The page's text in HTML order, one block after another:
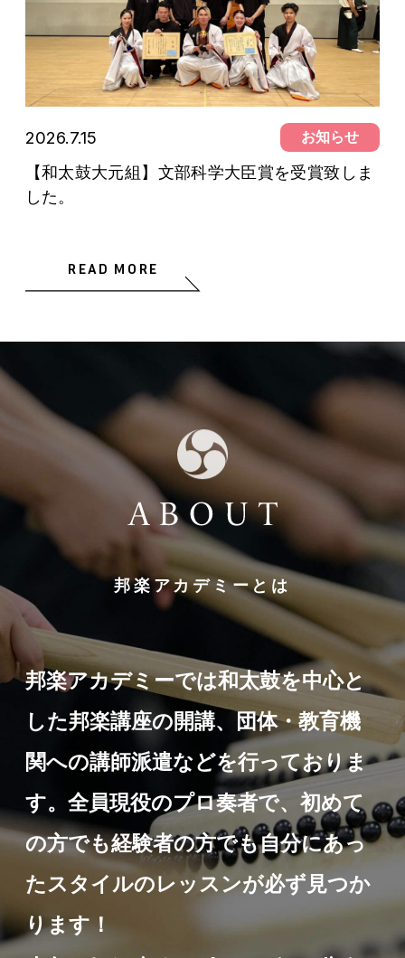
2026.7.15 お知らせ
【和太鼓大元組】文部科学大臣賞を受賞致しま
した。
READ MORE
邦楽アカデミーとは
邦楽アカデミーでは和太鼓を中心と
した邦楽講座の開講、団体・教育機
関への講師派遣などを行っておりま
す。全員現役のプロ奏者で、初めて
の方でも経験者の方でも自分にあっ
たスタイルのレッスンが必ず見つか
ります！